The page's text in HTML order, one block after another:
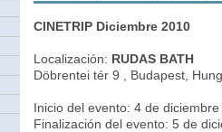
CINETRIP Diciembre 2010
Localización: RUDAS BATH
Döbrentei tér 9 , Budapest,
Inicio del evento: 4 de
Finalización del evento: 5 de